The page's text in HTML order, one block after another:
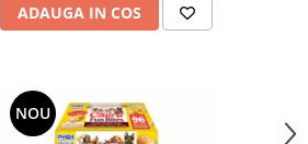
ADAUGA IN COS
NOU